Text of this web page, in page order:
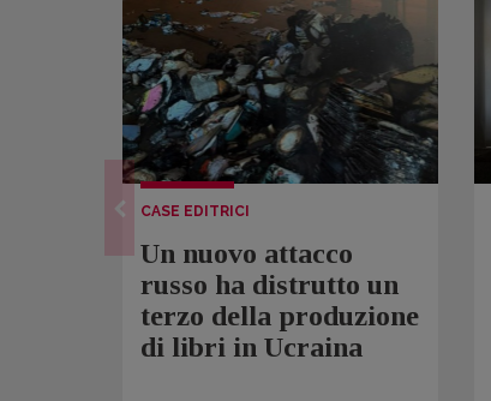
CASE EDITRICI
Un nuovo attacco
russo ha distrutto un
terzo della produzione
di libri in Ucraina